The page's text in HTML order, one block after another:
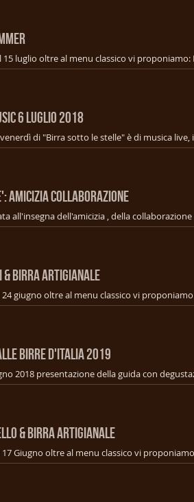
6 Luglio 2018
AMICIZIA COLLABORAZIONE
& BIRRA ARTIGIANALE
BIRRE D'ITALIA 2019
2018 presentazione della guida con
& BIRRA ARTIGIANALE